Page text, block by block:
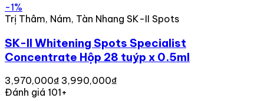
-1%
Trị Thâm, Nám, Tàn Nhang SK-II Spots
SK-II Whitening Spots Specialist
Concentrate Hộp 28 tuýp x 0.5ml
3,970,000₫ 3,990,000₫
Đánh giá 101+